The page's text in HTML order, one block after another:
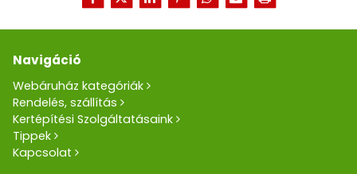
Navigáció
Webáruház kategóriák
Rendelés, szállítás
Kertépítési Szolgáltatásaink
Tippek
Kapcsolat